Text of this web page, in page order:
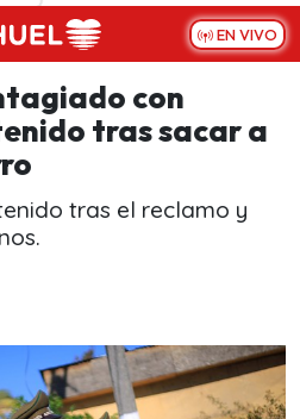
EN VIVO
con
tras sacar a
tras el reclamo y